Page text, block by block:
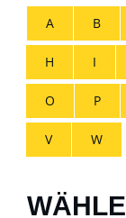
A B
H I
O P
V W